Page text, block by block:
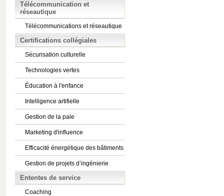
Télécommunication et
réseautique
Télécommunications et réseautique
Certifications collégiales
Sécurisation culturelle
Technologies vertes
Éducation à l'enfance
Intelligence artifielle
Gestion de la paie
Marketing d'influence
Efficacité énergétique des bâtiments
Gestion de projets d’ingénierie
Ententes de service
Coaching